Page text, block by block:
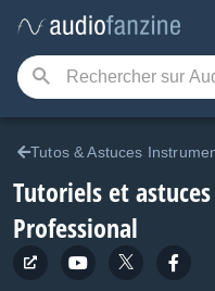
Tutos & Astuces
Tutoriels et
Professional